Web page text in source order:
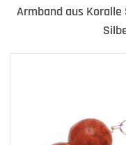
Armband aus Koralle